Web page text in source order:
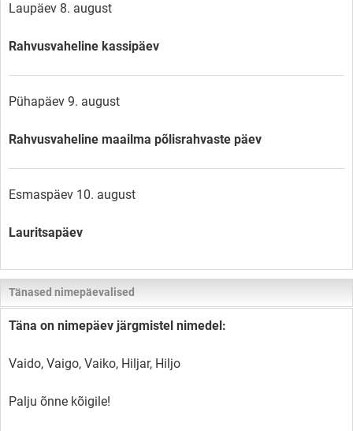
Laupäev 8. august
Rahvusvaheline kassipäev
Pühapäev 9. august
Rahvusvaheline maailma põlisrahvaste päev
Esmaspäev 10. august
Lauritsapäev
Tänased nimepäevalised
Täna on nimepäev järgmistel nimedel:
Vaido, Vaigo, Vaiko, Hiljar, Hiljo
Palju õnne kõigile!